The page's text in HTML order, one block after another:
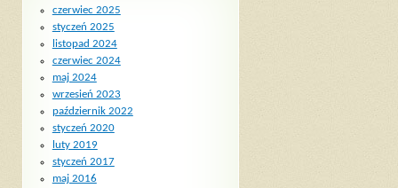
czerwiec 2025
styczeń 2025
listopad 2024
czerwiec 2024
maj 2024
wrzesień 2023
październik 2022
styczeń 2020
luty 2019
styczeń 2017
maj 2016